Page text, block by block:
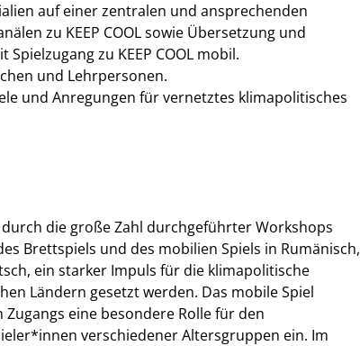
auf einer zentralen und ansprechenden
zu KEEP COOL sowie Übersetzung und
zu KEEP COOL mobil.
und Lehrpersonen.
und Anregungen für vernetztes klimapolitisches
die große Zahl durchgeführter Workshops
Brettspiels und des mobilien Spiels in Rumänisch,
ein starker Impuls für die klimapolitische
Ländern gesetzt werden. Das mobile Spiel
eine besondere Rolle für den
verschiedener Altersgruppen ein. Im